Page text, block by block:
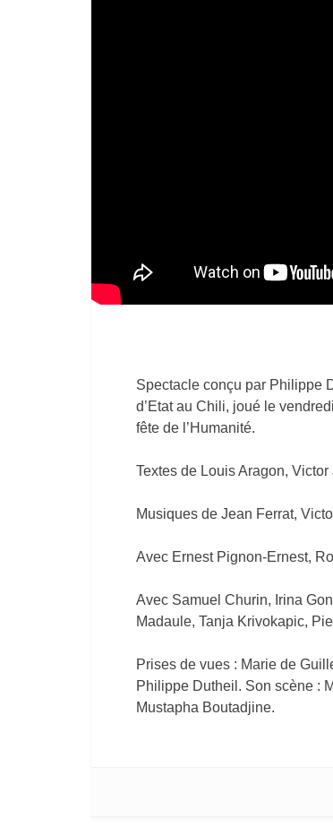
Spectacle conçu par Philippe
d’Etat au Chili, joué le
fête de l’Humanité.
Textes de Louis Aragon,
Musiques de Jean Ferrat,
Avec Ernest Pignon-Ernest,
Avec Samuel Churin, Irina
Madaule, Tanja Krivokapic,
Prises de vues : Marie de
Philippe Dutheil. Son scène :
Mustapha Boutadjine.